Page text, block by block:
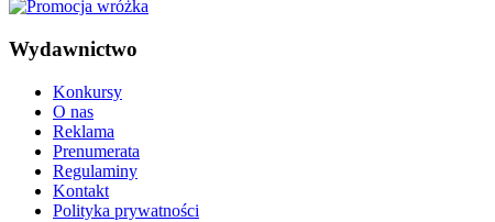
Wydawnictwo
Konkursy
O nas
Reklama
Prenumerata
Regulaminy
Kontakt
Polityka prywatności